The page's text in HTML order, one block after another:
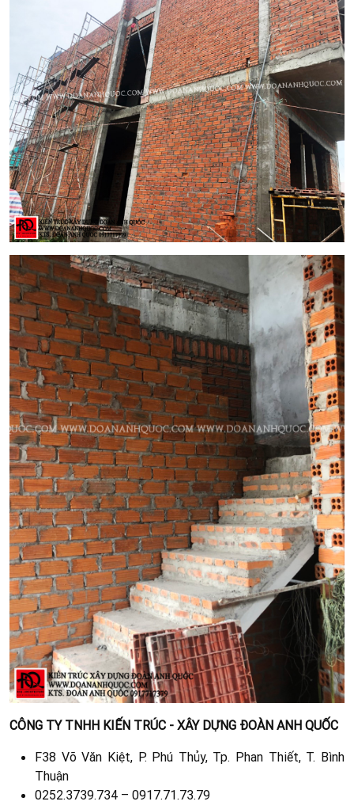
CÔNG TY TNHH KIẾN TRÚC - XÂY DỰNG ĐOÀN ANH QUỐC
F38 Võ Văn Kiệt, P. Phú Thủy, Tp. Phan Thiết, T. Bình
Thuận
0252.3739.734 – 0917.71.73.79